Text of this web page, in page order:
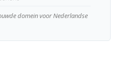
domein voor Nederlandse